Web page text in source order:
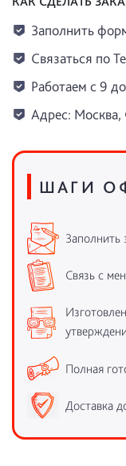
Заполнить
Связаться по
Работаем с 9
Адрес:
ШАГИ
Заполнить
Связь с
Полная
Доставка